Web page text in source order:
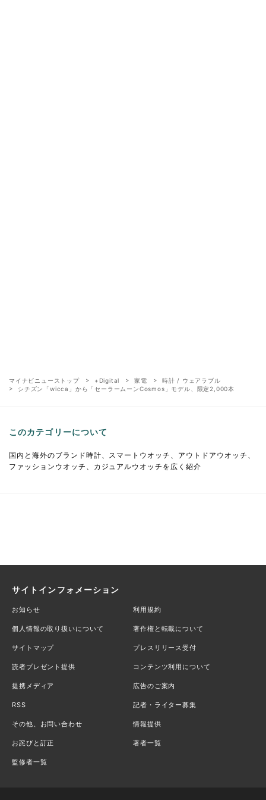
マイナビニューストップ +Digital 家電
時計 / ウェアラブル
シチズン「wicca」から「セーラームーンCosmos」モデル、限定2,000本
このカテゴリーについて
国内と海外のブランド時計、スマートウオッチ、アウトドアウオッチ、
ファッションウオッチ、カジュアルウオッチを広く紹介
サイトインフォメーション
お知らせ 利用規約
個人情報の取り扱いについて 著作権と転載について
サイトマップ プレスリリース受付
読者プレゼント提供 コンテンツ利用について
提携メディア 広告のご案内
RSS 記者・ライター募集
その他、お問い合わせ 情報提供
お詫びと訂正 著者一覧
監修者一覧